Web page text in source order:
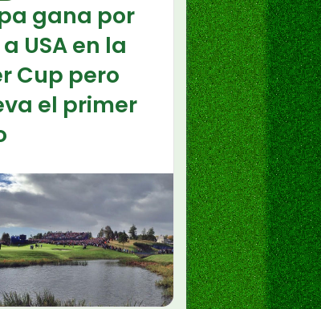
gana por
USA en la
Cup pero
el primer